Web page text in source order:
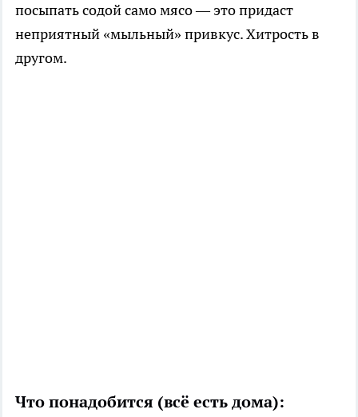
посыпать содой само мясо — это придаст
неприятный «мыльный» привкус. Хитрость в
другом.
Что понадобится (всё есть дома):